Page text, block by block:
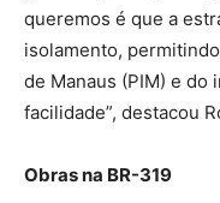
queremos é que a
isolamento,
de Manaus (PIM) e do
facilidade”, destacou
Obras na BR-319